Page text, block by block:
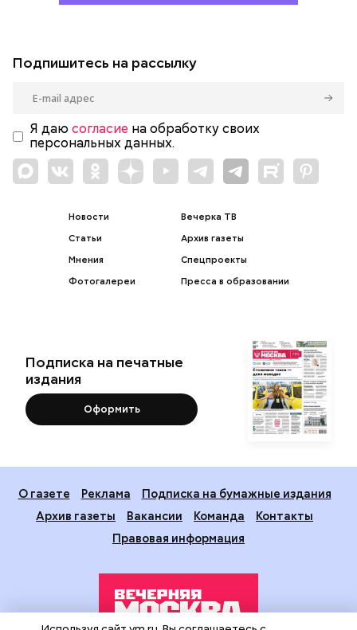
Подпишитесь на рассылку
Я даю согласие на обработку своих
персональных данных.
Новости
Статьи
Мнения
Фотогалереи
Вечерка ТВ
Архив газеты
Спецпроекты
Пресса в образовании
Подписка на печатные
издания
Оформить
О газете Реклама
Подписка на бумажные издания
Архив газеты
Вакансии Команда
Контакты
Правовая информация